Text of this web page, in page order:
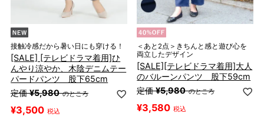
接触冷感だから暑い日にも穿ける！
[SALE] [テレビドラマ着用]ひ
んやり涼やか、木陰デニムテー
パードパンツ 股下65cm
定価 ¥5,980 のところ
¥3,500 税込
＜あと2点＞きちんと感と遊び心を
両立したデザイン
[SALE][テレビドラマ着用]大人
のバルーンパンツ 股下59cm
定価 ¥5,980 のところ
¥3,580 税込